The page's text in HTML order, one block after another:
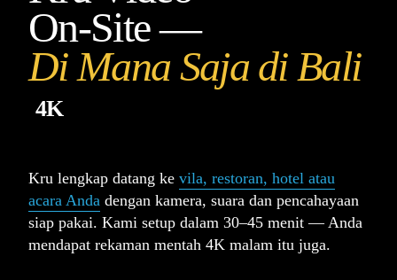
On-Site —
Di Mana Saja di Bali
4K
Kru lengkap datang ke vila, restoran, hotel atau
acara Anda dengan kamera, suara dan pencahayaan
siap pakai. Kami setup dalam 30–45 menit — Anda
mendapat rekaman mentah 4K malam itu juga.